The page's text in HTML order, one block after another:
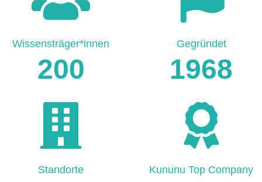
200
Wissensträger*innen
1968
Gegründet
Standorte Kununu Top Company